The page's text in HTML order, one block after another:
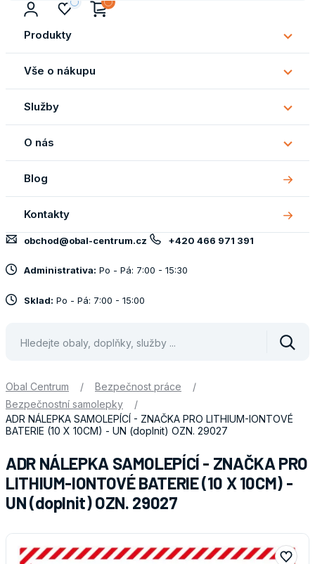
Produkty
Vše o nákupu
Vše
o
Služby
O nás
O
nás
Blog
Kontakty
obchod@obal-centrum.cz +420 466 971 391
Administrativa: Po - Pá: 7:00 - 15:30
Sklad: Po - Pá: 7:00 - 15:00
Obal Centrum / Bezpečnost práce
/
Bezpečnostní samolepky
/
ADR NÁLEPKA SAMOLEPÍCÍ - ZNAČKA PRO LITHIUM-IONTOVÉ
BATERIE (10 X 10CM) - UN (doplnit) OZN. 29027
ADR NÁLEPKA SAMOLEPÍCÍ - ZNAČKA PRO
LITHIUM-IONTOVÉ BATERIE (10 X 10CM) -
UN (doplnit) OZN. 29027